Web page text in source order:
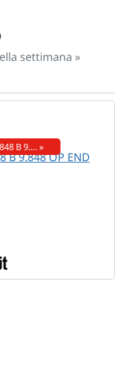
settimana »
B 9.… »